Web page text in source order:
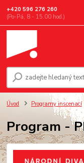
+420 596 276 260
(Po-Pá, 8 - 15.00 hod.)
Úvod Programy inscenací
Program -